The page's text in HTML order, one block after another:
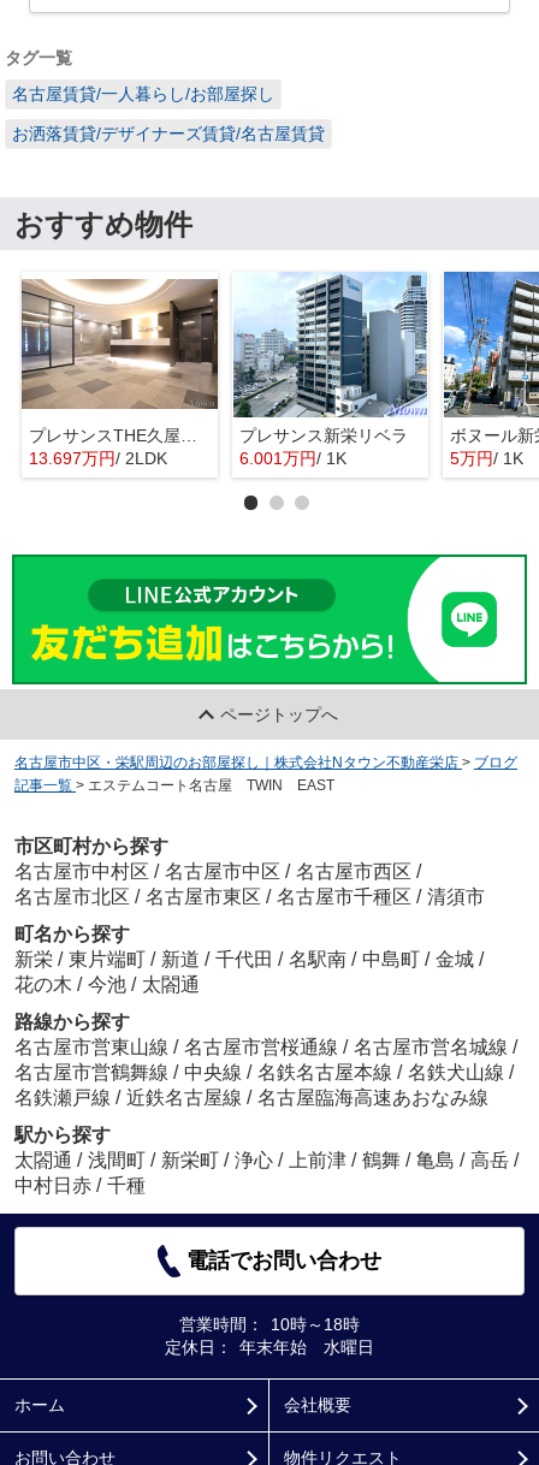
タグ一覧
名古屋賃貸/一人暮らし/お部屋探し
お洒落賃貸/デザイナーズ賃貸/名古屋賃貸
おすすめ物件
13.697万円/ 2LDK
プレサンス新栄リベラ
6.001万円/ 1K
ボヌール新
5万円/ 1K
ページトップへ
名古屋市中区・栄駅周辺のお部屋探し｜株式会社Nタウン不動産栄店 > ブログ
記事一覧 > エステムコート名古屋 TWIN EAST
市区町村から探す
名古屋市中村区 / 名古屋市中区 / 名古屋市西区 /
名古屋市北区 / 名古屋市東区 / 名古屋市千種区 / 清須市
町名から探す
新栄 / 東片端町 / 新道 / 千代田 / 名駅南 / 中島町 / 金城 /
花の木 / 今池 / 太閤通
路線から探す
名古屋市営東山線 / 名古屋市営桜通線 / 名古屋市営名城線 /
名古屋市営鶴舞線 / 中央線 / 名鉄名古屋本線 / 名鉄犬山線 /
名鉄瀬戸線 / 近鉄名古屋線 / 名古屋臨海高速あおなみ線
駅から探す
太閤通 / 浅間町 / 新栄町 / 浄心 / 上前津 / 鶴舞 / 亀島 / 高岳 /
中村日赤 / 千種
電話でお問い合わせ
営業時間：
10時～18時
定休日：
年末年始 水曜日
ホーム 会社概要
お問い合わせ 物件リクエスト